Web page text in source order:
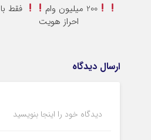
200 میلیون وام
فقط با
احراز هویت
ارسال دیدگاه
دیدگاه خود را اینجا بنویسید